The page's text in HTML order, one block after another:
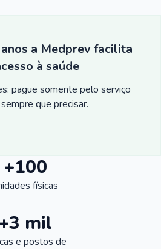
a Medprev facilita
à saúde
pague somente pelo serviço
que precisar.
+100
físicas
+3 mil
e postos de